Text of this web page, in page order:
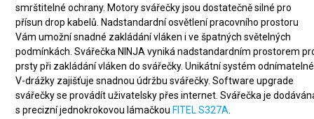
smrštitelné ochrany. Motory svářečky jsou dostatečně silné pro
přísun drop kabelů. Nadstandardní osvětlení pracovního prostoru
Vám umožní snadné zakládání vláken i ve špatných světelných
podmínkách. Svářečka NINJA vyniká nadstandardním prostorem
prsty při zakládání vláken do svářečky. Unikátní systém odnímatelné
V-drážky zajišťuje snadnou údržbu svářečky. Software upgrade
svářečky se provádít uživatelsky přes internet. Svářečka je
s precizní jednokrokovou lámačkou FITEL S327A.